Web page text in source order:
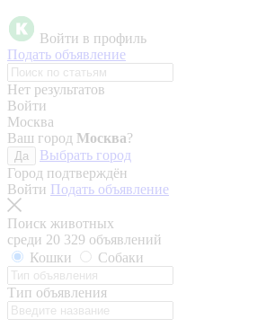
Войти в профиль
Подать объявление
Нет результатов
Войти
Москва
Ваш город Москва?
Да
Выбрать город
Город подтверждён
Войти Подать объявление
Поиск животных
среди 20 329 объявлений
Кошки
Собаки
Тип объявления